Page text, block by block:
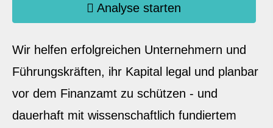
Analyse starten
Wir helfen erfolgreichen Unternehmern und
Führungskräften, ihr Kapital legal und planbar
vor dem Finanzamt zu schützen - und
dauerhaft mit wissenschaftlich fundiertem